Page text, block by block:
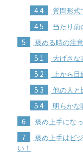
4.4 質問形式
4.5 当たり前
5 褒める時の注
5.1 大げさな
5.2 上から
5.3 他の人と
5.4 明らかな
6 褒め上手にな
7
褒め上手はビ
い！